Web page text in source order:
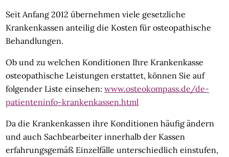
Seit Anfang 2012 übernehmen viele gesetzliche
Krankenkassen anteilig die Kosten für osteopathische
Behandlungen.
Ob und zu welchen Konditionen Ihre Krankenkasse
osteopathische Leistungen erstattet, können Sie auf
folgender Liste einsehen:www.osteokompass.de/de-
patienteninfo-krankenkassen.html
Da die Krankenkassen ihre Konditionen häufig ändern
und auch Sachbearbeiter innerhalb der Kassen
erfahrungsgemäß Einzelfälle unterschiedlich einstufen,